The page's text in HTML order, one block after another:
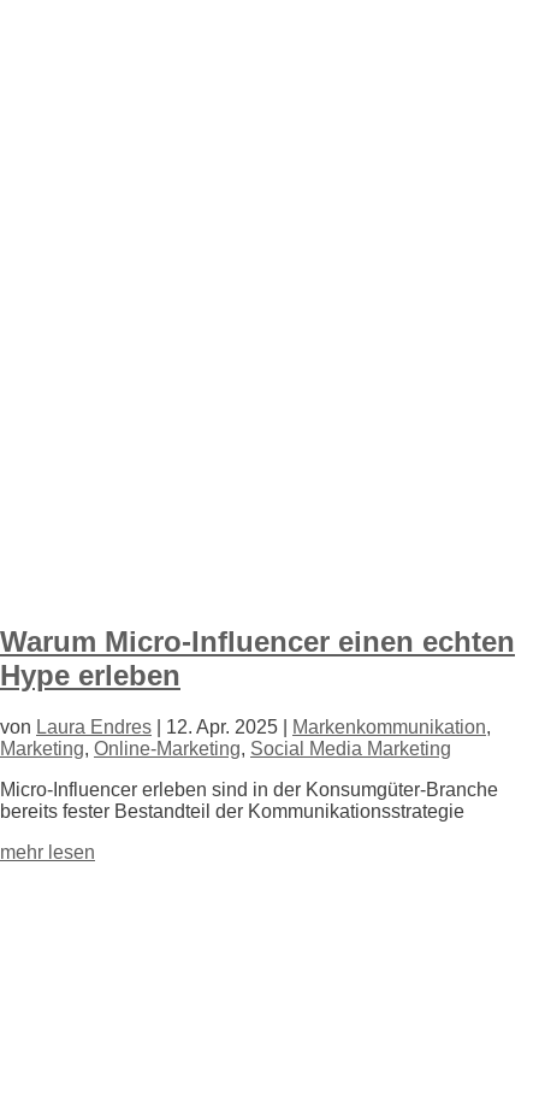
Warum Micro-Influencer einen echten
Hype erleben
von Laura Endres 12. Apr. 2025 Markenkommunikation,
Marketing, Online-Marketing, Social Media Marketing
Micro-Influencer erleben sind in der Konsumgüter-Branche
bereits fester Bestandteil der Kommunikationsstrategie
mehr lesen